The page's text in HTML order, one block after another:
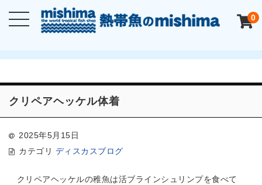
0
クリペアヘッケル体着
2025年5月15日
カテゴリ ディスカスブログ
クリペアヘッケルの稚魚は活ブラインシュリンプを食べて